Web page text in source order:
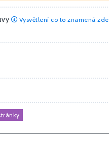
Vysvětlení co to znamená zde